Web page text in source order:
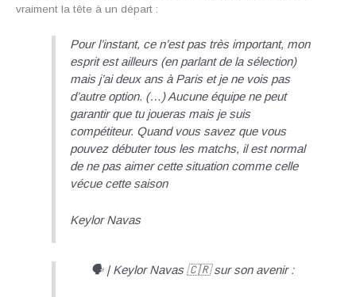
vraiment la tête à un départ :
Pour l’instant, ce n’est pas très important, mon
esprit est ailleurs (en parlant de la sélection)
mais j’ai deux ans à Paris et je ne vois pas
d’autre option. (…) Aucune équipe ne peut
garantir que tu joueras mais je suis
compétiteur. Quand vous savez que vous
pouvez débuter tous les matchs, il est normal
de ne pas aimer cette situation comme celle
vécue cette saison
Keylor Navas
🗣 | Keylor Navas 🇨🇷 sur son avenir :